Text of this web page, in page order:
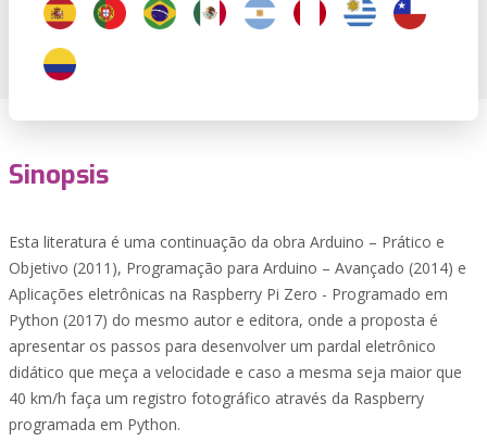
Sinopsis
Esta literatura é uma continuação da obra Arduino – Prático e
Objetivo (2011), Programação para Arduino – Avançado (2014) e
Aplicações eletrônicas na Raspberry Pi Zero - Programado em
Python (2017) do mesmo autor e editora, onde a proposta é
apresentar os passos para desenvolver um pardal eletrônico
didático que meça a velocidade e caso a mesma seja maior que
40 km/h faça um registro fotográfico através da Raspberry
programada em Python.